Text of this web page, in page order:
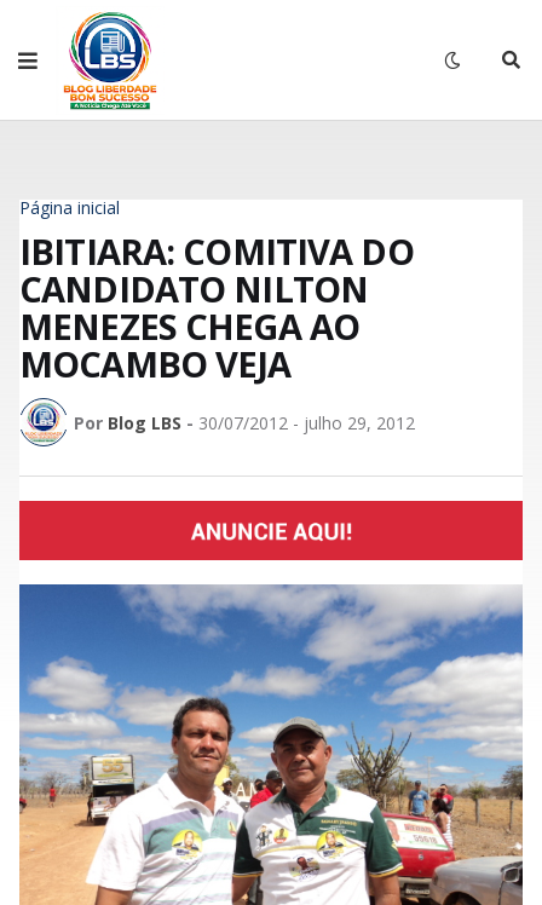
Página inicial
IBITIARA: COMITIVA DO
CANDIDATO NILTON
MENEZES CHEGA AO
MOCAMBO VEJA
Por Blog LBS - 30/07/2012 - julho 29, 2012